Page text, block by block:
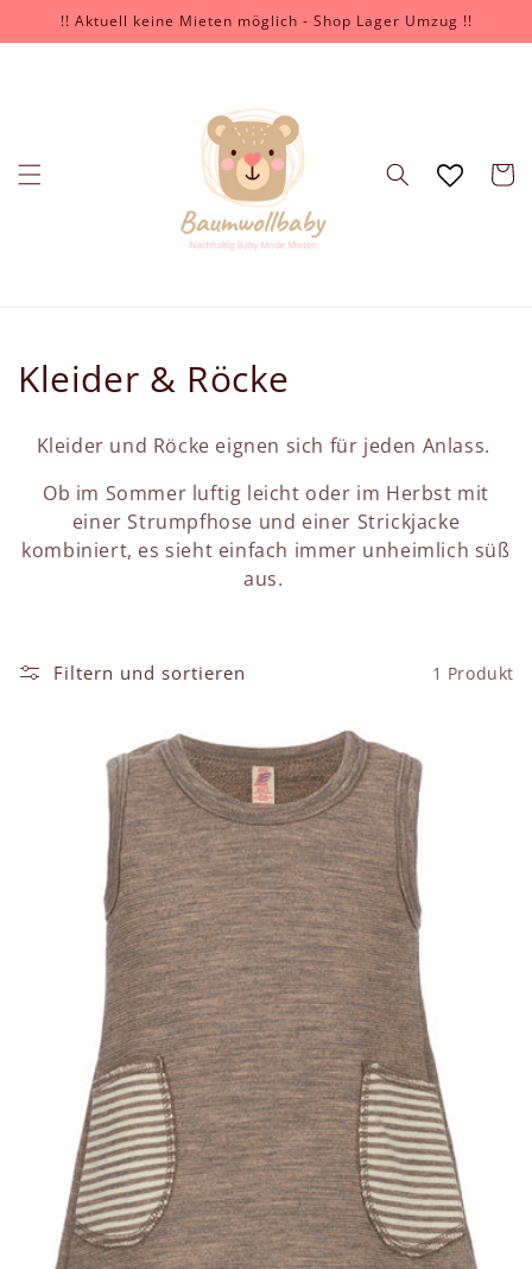
zum
Inhalt
!! Aktuell keine Mieten möglich - Shop Lager Umzug !!
K
g
r
Kleider & Röcke
Kleider und Röcke eignen sich für jeden Anlass.
Ob im Sommer luftig leicht oder im Herbst mit
einer Strumpfhose und einer Strickjacke
kombiniert, es sieht einfach immer unheimlich süß
aus.
Filtern und sortieren 1 Produkt